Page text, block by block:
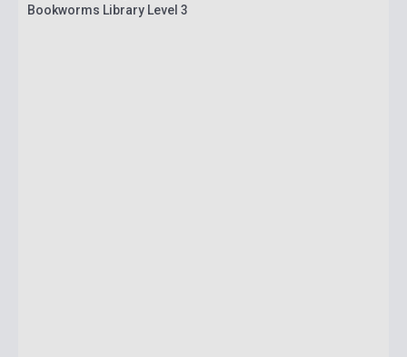
Bookworms Library Level 3